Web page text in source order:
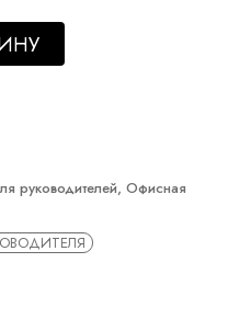
руководителей,Офисная